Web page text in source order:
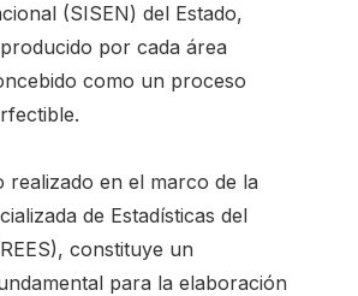
(SISEN) del Estado,
por cada área
como un proceso
realizado en el marco de la
de Estadísticas del
constituye un
para la elaboración